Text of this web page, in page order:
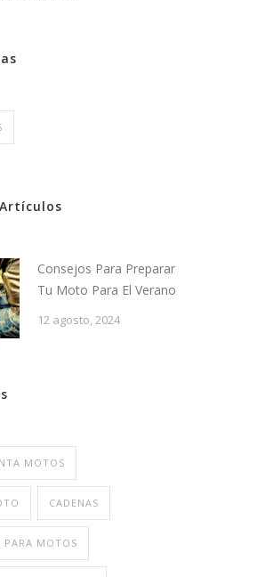
Consejos Para Preparar
Tu Moto Para El Verano
12 agosto, 2024
MOTOS
CADENAS
PARA MOTOS